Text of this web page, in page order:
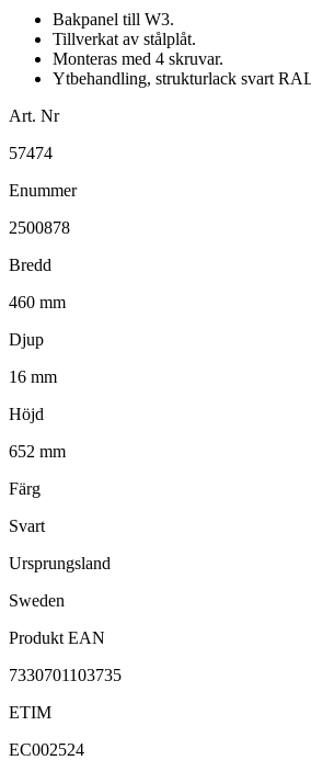
Bakpanel till W3.
Tillverkat av stålplåt.
Monteras med 4 skruvar.
Ytbehandling, strukturlack svart
Art. Nr
57474
Enummer
2500878
Bredd
460 mm
Djup
16 mm
Höjd
652 mm
Färg
Svart
Ursprungsland
Sweden
Produkt EAN
7330701103735
ETIM
EC002524